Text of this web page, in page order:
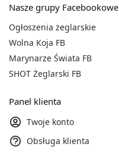
Nasze grupy Facebookowe
Ogłoszenia żeglarskie
Wolna Koja FB
Marynarze Świata FB
SHOT Żeglarski FB
Panel klienta
Twoje konto
Obsługa klienta